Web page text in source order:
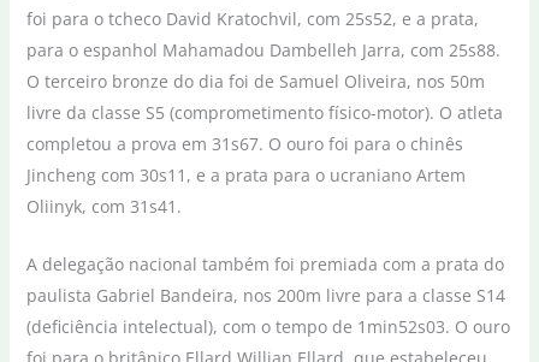
foi para o tcheco David Kratochvil, com 25s52, e a prata,
para o espanhol Mahamadou Dambelleh Jarra, com 25s88.
O terceiro bronze do dia foi de Samuel Oliveira, nos 50m
livre da classe S5 (comprometimento físico-motor). O atleta
completou a prova em 31s67. O ouro foi para o chinês
Jincheng com 30s11, e a prata para o ucraniano Artem
Oliinyk, com 31s41.
A delegação nacional também foi premiada com a prata do
paulista Gabriel Bandeira, nos 200m livre para a classe S14
(deficiência intelectual), com o tempo de 1min52s03. O ouro